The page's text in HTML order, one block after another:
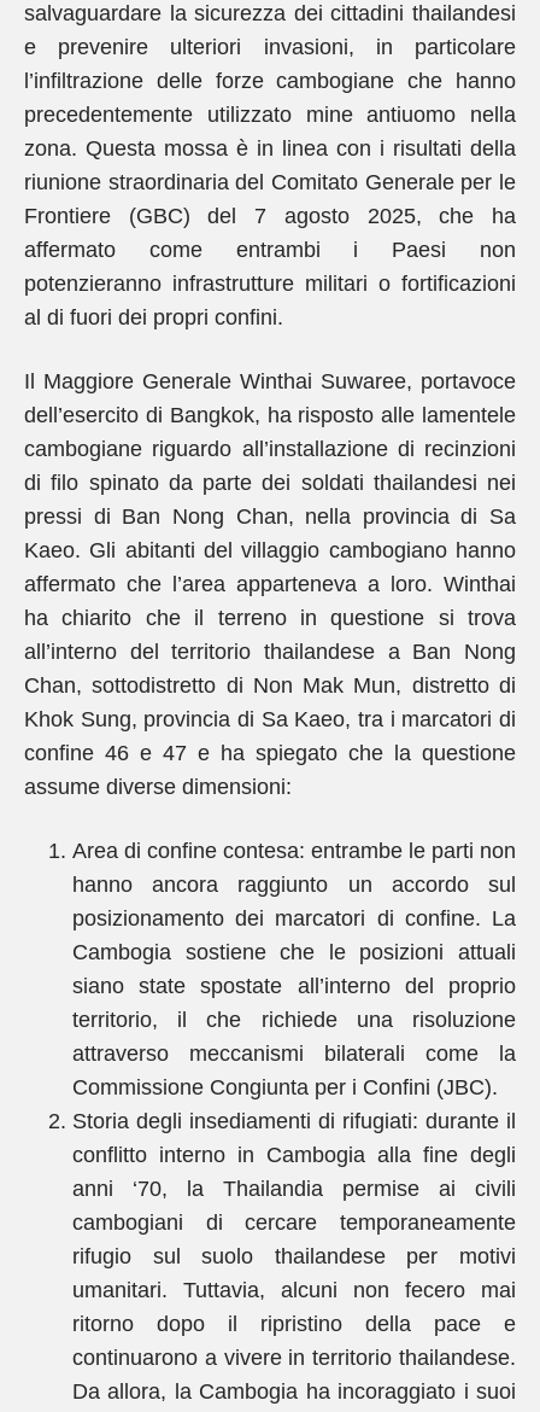
salvaguardare la sicurezza dei cittadini thailandesi
e prevenire ulteriori invasioni, in particolare
l’infiltrazione delle forze cambogiane che hanno
precedentemente utilizzato mine antiuomo nella
zona. Questa mossa è in linea con i risultati della
riunione straordinaria del Comitato Generale per le
Frontiere (GBC) del 7 agosto 2025, che ha
affermato come entrambi i Paesi non
potenzieranno infrastrutture militari o fortificazioni
al di fuori dei propri confini.
Il Maggiore Generale Winthai Suwaree, portavoce
dell’esercito di Bangkok, ha risposto alle lamentele
cambogiane riguardo all’installazione di recinzioni
di filo spinato da parte dei soldati thailandesi nei
pressi di Ban Nong Chan, nella provincia di Sa
Kaeo. Gli abitanti del villaggio cambogiano hanno
affermato che l’area apparteneva a loro. Winthai
ha chiarito che il terreno in questione si trova
all’interno del territorio thailandese a Ban Nong
Chan, sottodistretto di Non Mak Mun, distretto di
Khok Sung, provincia di Sa Kaeo, tra i marcatori di
confine 46 e 47 e ha spiegato che la questione
assume diverse dimensioni:
Area di confine contesa: entrambe le parti non
hanno ancora raggiunto un accordo sul
posizionamento dei marcatori di confine. La
Cambogia sostiene che le posizioni attuali
siano state spostate all’interno del proprio
territorio, il che richiede una risoluzione
attraverso meccanismi bilaterali come la
Commissione Congiunta per i Confini (JBC).
Storia degli insediamenti di rifugiati: durante il
conflitto interno in Cambogia alla fine degli
anni ‘70, la Thailandia permise ai civili
cambogiani di cercare temporaneamente
rifugio sul suolo thailandese per motivi
umanitari. Tuttavia, alcuni non fecero mai
ritorno dopo il ripristino della pace e
continuarono a vivere in territorio thailandese.
Da allora, la Cambogia ha incoraggiato i suoi